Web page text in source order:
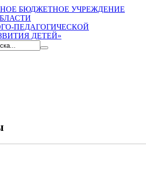
БЮДЖЕТНОЕ УЧРЕЖДЕНИЕ
ПЕДАГОГИЧЕСКОЙ
ДЕТЕЙ»